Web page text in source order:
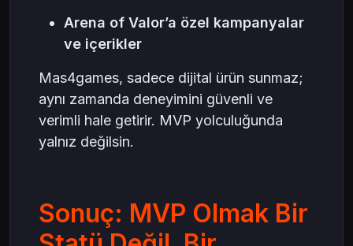
Arena of Valor’a özel kampanyalar
ve içerikler
Mas4games, sadece dijital ürün sunmaz;
aynı zamanda deneyimini güvenli ve
verimli hale getirir. MVP yolculuğunda
yalnız değilsin.
Sonuç: MVP Olmak Bir